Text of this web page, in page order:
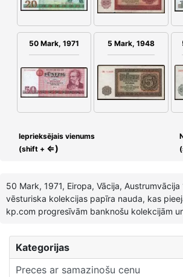
Kategorijas
Preces ar samazinošu cenu
50 Mark, 1971 5 Mark, 1948
Ieprieksējais vienums
(shift + ⇐)
50 Mark, 1971, Eiropa, Vācija,
vēsturiska kolekcijas papīra nauda, kas
kp.com progresīvām banknošu kolekcijām